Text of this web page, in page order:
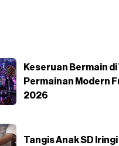
Keseruan Bermain di
Permainan Modern
2026
Tangis Anak SD Iringi